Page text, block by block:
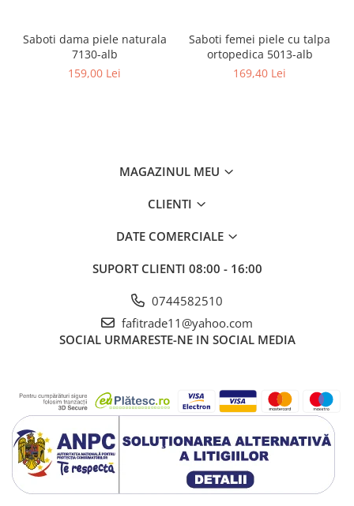
Saboti dama piele naturala
7130-alb
159,00 Lei
Saboti femei piele cu talpa
ortopedica 5013-alb
169,40 Lei
MAGAZINUL MEU
CLIENTI
DATE COMERCIALE
SUPORT CLIENTI 08:00 - 16:00
0744582510
fafitrade11@yahoo.com
SOCIAL URMARESTE-NE IN SOCIAL MEDIA